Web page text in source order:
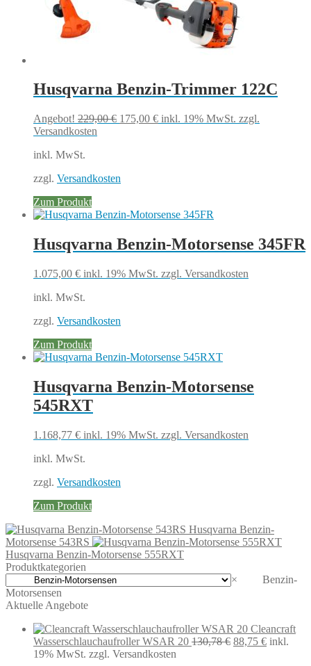
Husqvarna Benzin-Trimmer 122C
Angebot! 229,00€ Ursprünglicher
175,00 €Aktueller
inkl. 19% MwSt. zzgl.
Versandkosten
inkl. MwSt.
zzgl. Versandkosten
Zum Produkt
Husqvarna Benzin-Motorsense 345FR
1.075,00 € inkl. 19% MwSt. zzgl. Versandkosten
inkl. MwSt.
zzgl. Versandkosten
Zum Produkt
Husqvarna Benzin-Motorsense
545RXT
1.168,77 € inkl. 19% MwSt. zzgl. Versandkosten
inkl. MwSt.
zzgl. Versandkosten
Zum Produkt
Husqvarna Benzin-
Motorsense 543RS
Husqvarna Benzin-Motorsense 555RXT
Produktkategorien
× Benzin-
Motorsensen
Aktuelle Angebote
Cleancraft
Wasserschlauchaufroller WSAR 20 130,78€ Ursprünglicher
88,75 €Aktueller
inkl.
19% MwSt. zzgl. Versandkosten